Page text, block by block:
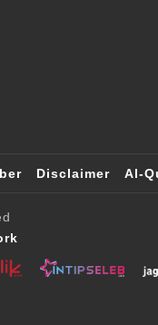
Disclaimer Al-